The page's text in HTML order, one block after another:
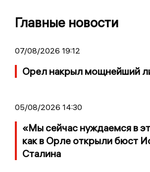
Главные новости
07/08/2026 19:12
Орел накрыл мощнейший
05/08/2026 14:30
«Мы сейчас нуждаемся в
как в Орле открыли бюст
Сталина